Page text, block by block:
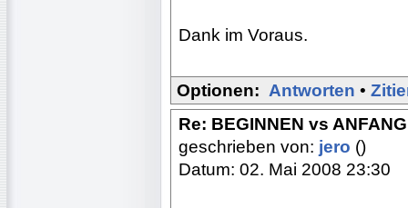
Dank im Voraus.
Optionen: Antworten •
Re: BEGINNEN vs
geschrieben von: jero ()
Datum: 02. Mai 2008 23:30